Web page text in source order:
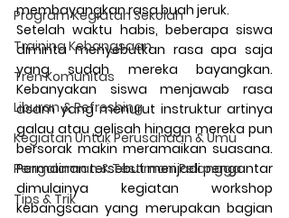
Program Kegiatan Sekolah
Training Kebangsaan
Tren Komunitas
Liburan & Refreshing
Kegiatan Untuk Perusahaan & Umu
Pengalaman & Testimoni Pelangga
Tips & Trik
membayangkan rasa buah jeruk.
Setelah waktu habis, beberapa siswa
diminta menyebutkan rasa apa saja
yang sudah mereka bayangkan.
Kebanyakan siswa menjawab rasa
asam yang menurut instruktur artinya
galau atau gelisah hingga mereka pun
bersorak makin meramaikan suasana.
Permainan tersebut menjadi pengantar
dimulainya kegiatan workshop
kebangsaan yang merupakan bagian